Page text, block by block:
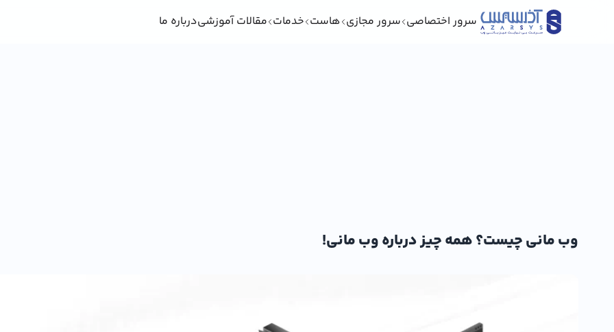
سرور اختصاصی سرور مجازی هاست خدمات مقالات آموزشیدرباره ما
وب مانی چیست؟ همه چیز درباره وب مانی!